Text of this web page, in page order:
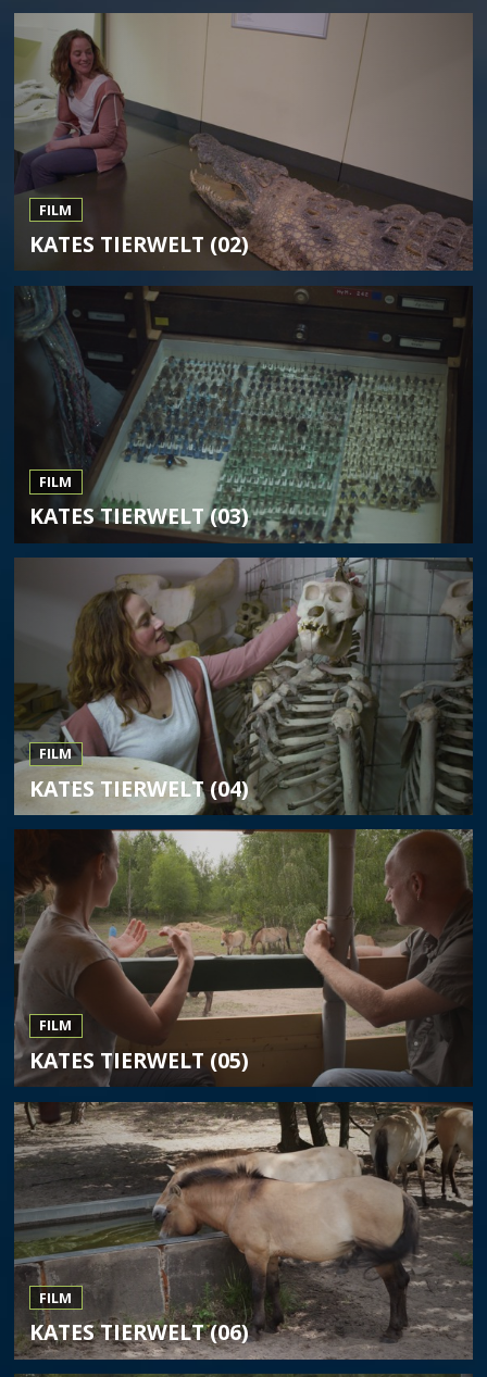
FILM
KATES TIERWELT (02)
FILM
KATES TIERWELT (03)
FILM
KATES TIERWELT (04)
FILM
KATES TIERWELT (05)
FILM
KATES TIERWELT (06)